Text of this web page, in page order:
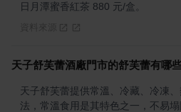
日月潭蜜香紅茶 880 元/盒。
天子舒芙蕾酒廠門市的舒芙蕾有哪
天子舒芙蕾提供常溫、冷藏、冷凍
法，常溫食用是其特色之一，不易塌